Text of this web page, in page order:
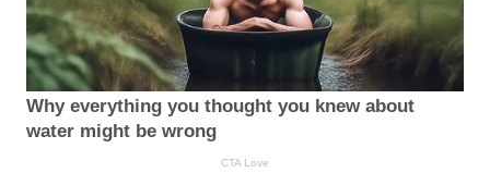
Why everything you thought you knew about
water might be wrong
CTA Love